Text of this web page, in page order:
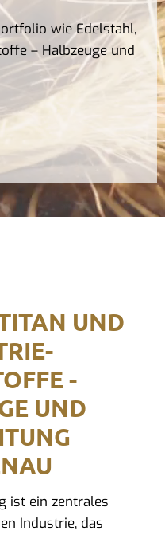
wie Edelstahl,
– Halbzeuge und
UND
-
UND
ist ein zentrales
Industrie, das